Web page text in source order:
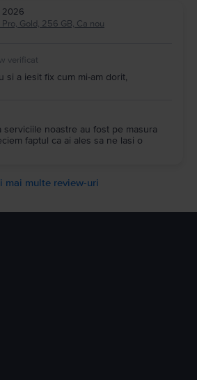
2026
Gold, 256 GB, Ca nou
verificat
si a iesit fix cum mi-am dorit,
serviciile noastre au fost pe masura
faptul ca ai ales sa ne lasi o
mai multe review-uri